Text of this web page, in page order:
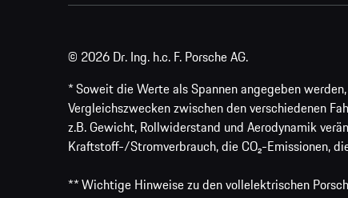
© 2026 Dr. Ing. h.c. F. Porsche AG.
* Soweit die Werte als Spannen angegeben
Vergleichszwecken zwischen den verschiedenen
z.B. Gewicht, Rollwiderstand und Aerodynamik
Kraftstoff-/Stromverbrauch, die CO₂-Emissionen,
** Wichtige Hinweise zu den vollelektrischen